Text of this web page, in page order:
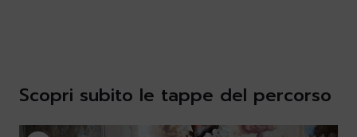
Scopri subito le tappe del percorso